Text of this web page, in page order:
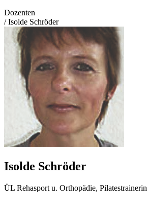
Dozenten
/Isolde Schröder
Isolde Schröder
ÜL Rehasport u. Orthopädie, Pilatestrainerin